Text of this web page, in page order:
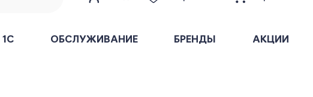
1С ОБСЛУЖИВАНИЕ БРЕНДЫ АКЦИИ